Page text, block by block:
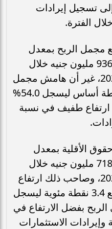
تسجيل إيرادات
الفترة.
مجمل الربح بمعدل
سنوي 36.1% ليسجل 936.3 مليون جنيه خلال
النصف الأول من عام 2023، غير أن هامش مجمل
الربح تراجع بواقع 56 نقطة أساس ليسجل 54.0%
ارتفاع طفيف في نسبة
الأقلية بمعدل
سنوي 49.8% ليسجل 718.4 مليون جنيه خلال
النصف الأول من عام 2023، وصاحب ذلك ارتفاع
هامش صافي الربح بواقع 3.4 نقطة مئوية ليسجل
الربح بفضل الارتفاع في
وإيرادات الاستثمارات